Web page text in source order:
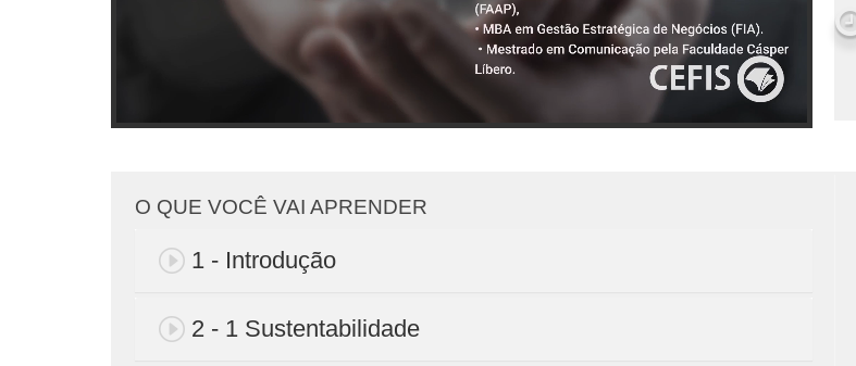
O QUE VOCÊ VAI APRENDER
1 - Introdução
2 - 1 Sustentabilidade